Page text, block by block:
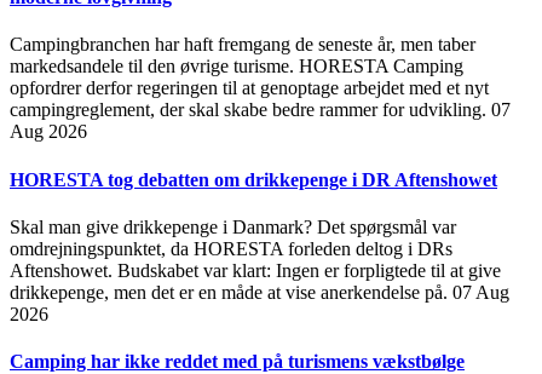
Campingbranchen har haft fremgang de seneste år, men taber
markedsandele til den øvrige turisme. HORESTA Camping
opfordrer derfor regeringen til at genoptage arbejdet med et nyt
campingreglement, der skal skabe bedre rammer for udvikling. 07
Aug 2026
HORESTA tog debatten om drikkepenge i DR Aftenshowet
Skal man give drikkepenge i Danmark? Det spørgsmål var
omdrejningspunktet, da HORESTA forleden deltog i DRs
Aftenshowet. Budskabet var klart: Ingen er forpligtede til at give
drikkepenge, men det er en måde at vise anerkendelse på. 07 Aug
2026
Camping har ikke reddet med på turismens vækstbølge